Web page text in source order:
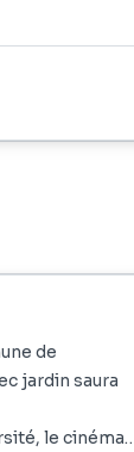
de
jardin saura
le cinéma,